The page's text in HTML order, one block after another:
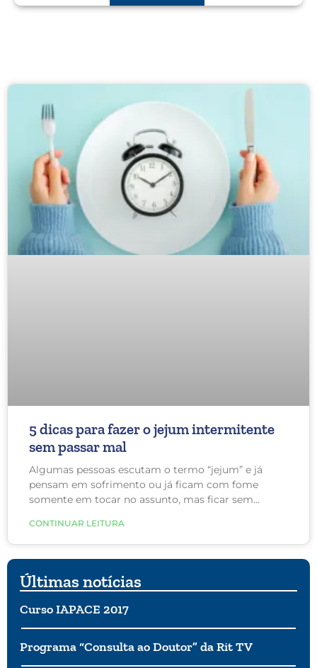
5 dicas para fazer o jejum intermitente
sem passar mal
Algumas pessoas escutam o termo “jejum” e já
pensam em sofrimento ou já ficam com fome
somente em tocar no assunto, mas ficar sem
religiosas, pode ser bom para você. Na verdade, há
uma variedade de maneiras de jejuar.
CONTINUAR LEITURA
Últimas notícias
Curso IAPACE 2017
Programa “Consulta ao Doutor” da Rit TV